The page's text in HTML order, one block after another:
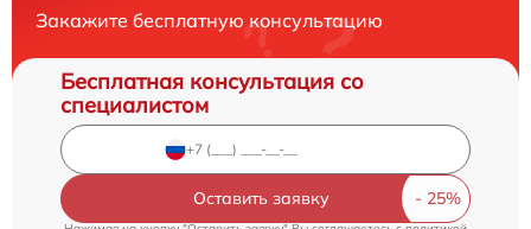
Закажите бесплатную консультацию
Бесплатная консультация со
специалистом
Оставить заявку